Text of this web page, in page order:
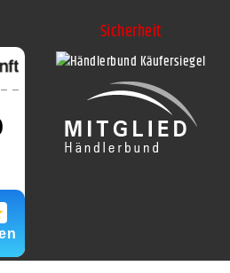
Sicherheit